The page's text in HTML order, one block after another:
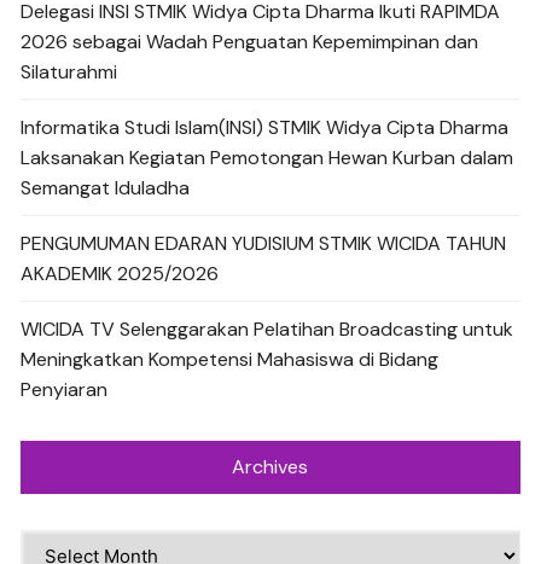
Delegasi INSI STMIK Widya Cipta Dharma Ikuti RAPIMDA
2026 sebagai Wadah Penguatan Kepemimpinan dan
Silaturahmi
Informatika Studi Islam(INSI) STMIK Widya Cipta Dharma
Laksanakan Kegiatan Pemotongan Hewan Kurban dalam
Semangat Iduladha
PENGUMUMAN EDARAN YUDISIUM STMIK WICIDA TAHUN
AKADEMIK 2025/2026
WICIDA TV Selenggarakan Pelatihan Broadcasting untuk
Meningkatkan Kompetensi Mahasiswa di Bidang
Penyiaran
Archives